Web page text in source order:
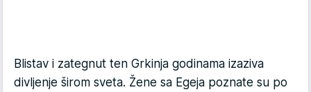
Blistav i zategnut ten Grkinja godinama izaziva
divljenje širom sveta. Žene sa Egeja poznate su po